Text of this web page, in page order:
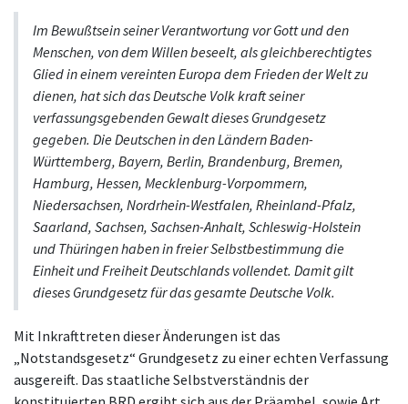
Im Bewußtsein seiner Verantwortung vor Gott und den
Menschen, von dem Willen beseelt, als gleichberechtigtes
Glied in einem vereinten Europa dem Frieden der Welt zu
dienen, hat sich das Deutsche Volk kraft seiner
verfassungsgebenden Gewalt dieses Grundgesetz
gegeben. Die Deutschen in den Ländern Baden-
Württemberg, Bayern, Berlin, Brandenburg, Bremen,
Hamburg, Hessen, Mecklenburg-Vorpommern,
Niedersachsen, Nordrhein-Westfalen, Rheinland-Pfalz,
Saarland, Sachsen, Sachsen-Anhalt, Schleswig-Holstein
und Thüringen haben in freier Selbstbestimmung die
Einheit und Freiheit Deutschlands vollendet. Damit gilt
dieses Grundgesetz für das gesamte Deutsche Volk.
Mit Inkrafttreten dieser Änderungen ist das
„Notstandsgesetz“ Grundgesetz zu einer echten Verfassung
ausgereift. Das staatliche Selbstverständnis der